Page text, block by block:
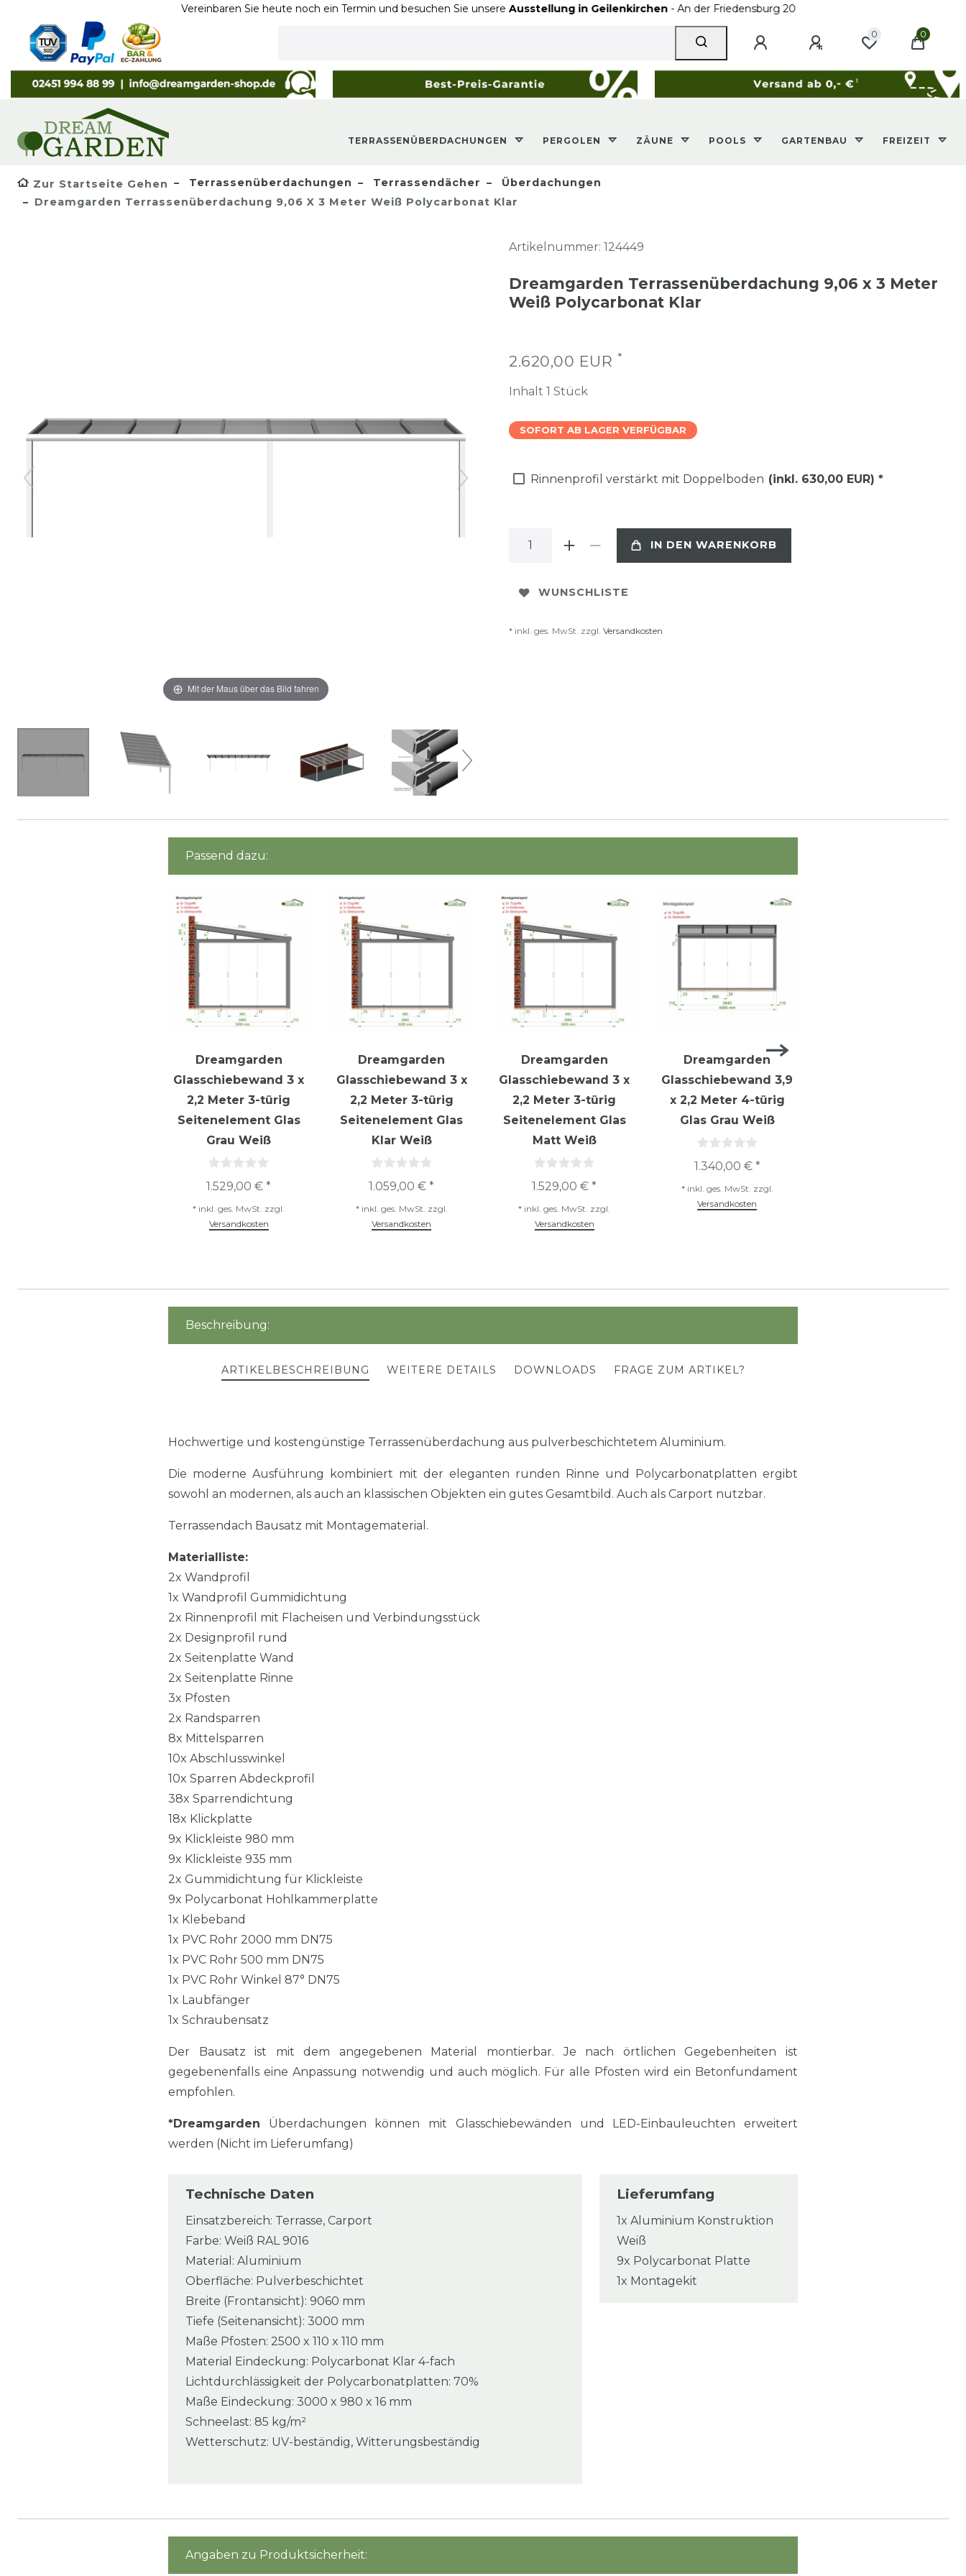
Vereinbaren Sie heute noch ein Termin und besuchen Sie unsere Ausstellung in Geilenkirchen- An der Friedensburg 20
0 0
TERRASSENÜBERDACHUNGEN PERGOLEN ZÄUNE POOLS GARTENBAU FREIZEIT
Zur Startseite Gehen Terrassenüberdachungen Terrassendächer
Überdachungen
Dreamgarden Terrassenüberdachung 9,06 X 3 Meter Weiß Polycarbonat Klar
Mit der Maus über das Bild fahren
Artikelnummer: 124449
Dreamgarden Terrassenüberdachung 9,06 x 3 Meter
Weiß Polycarbonat Klar
2.620,00 EUR *
Inhalt 1 Stück
SOFORT AB LAGER VERFÜGBAR
Rinnenprofil verstärkt mit Doppelboden (inkl. 630,00 EUR) *
IN DEN WARENKORB
WUNSCHLISTE
* inkl. ges. MwSt. zzgl. Versandkosten
Passend dazu:
Dreamgarden
Glasschiebewand 3 x
2,2 Meter 3-türig
Seitenelement Glas
Grau Weiß
1.529,00 € *
* inkl. ges. MwSt. zzgl.
Versandkosten
Dreamgarden
Glasschiebewand 3 x
2,2 Meter 3-türig
Seitenelement Glas
Klar Weiß
1.059,00 € *
* inkl. ges. MwSt. zzgl.
Versandkosten
Dreamgarden
Glasschiebewand 3 x
2,2 Meter 3-türig
Seitenelement Glas
Matt Weiß
1.529,00 € *
* inkl. ges. MwSt. zzgl.
Versandkosten
Dreamgarden
Glasschiebewand 3,9
x 2,2 Meter 4-türig
Glas Grau Weiß
1.340,00 € *
* inkl. ges. MwSt. zzgl.
Versandkosten
Beschreibung:
ARTIKELBESCHREIBUNG WEITERE DETAILS DOWNLOADS FRAGE ZUM ARTIKEL?
Hochwertige und kostengünstige Terrassenüberdachung aus pulverbeschichtetem Aluminium.
Die moderne Ausführung kombiniert mit der eleganten runden Rinne und Polycarbonatplatten ergibt
sowohl an modernen, als auch an klassischen Objekten ein gutes Gesamtbild. Auch als Carport nutzbar.
Terrassendach Bausatz mit Montagematerial.
Materialliste:
2x Wandprofil
1x Wandprofil Gummidichtung
2x Rinnenprofil mit Flacheisen und Verbindungsstück
2x Designprofil rund
2x Seitenplatte Wand
2x Seitenplatte Rinne
3x Pfosten
2x Randsparren
8x Mittelsparren
10x Abschlusswinkel
10x Sparren Abdeckprofil
38x Sparrendichtung
18x Klickplatte
9x Klickleiste 980 mm
9x Klickleiste 935 mm
2x Gummidichtung für Klickleiste
9x Polycarbonat Hohlkammerplatte
1x Klebeband
1x PVC Rohr 2000 mm DN75
1x PVC Rohr 500 mm DN75
1x PVC Rohr Winkel 87° DN75
1x Laubfänger
1x Schraubensatz
Der Bausatz ist mit dem angegebenen Material montierbar. Je nach örtlichen Gegebenheiten ist
gegebenenfalls eine Anpassung notwendig und auch möglich. Für alle Pfosten wird ein Betonfundament
empfohlen.
*Dreamgarden Überdachungen können mit Glasschiebewänden und LED-Einbauleuchten erweitert
werden (Nicht im Lieferumfang)
Technische Daten
Einsatzbereich: Terrasse, Carport
Farbe: Weiß RAL 9016
Material: Aluminium
Oberfläche: Pulverbeschichtet
Breite (Frontansicht): 9060 mm
Tiefe (Seitenansicht): 3000 mm
Maße Pfosten: 2500 x 110 x 110 mm
Material Eindeckung: Polycarbonat Klar 4-fach
Lichtdurchlässigkeit der Polycarbonatplatten: 70%
Maße Eindeckung: 3000 x 980 x 16 mm
Schneelast: 85 kg/m²
Wetterschutz: UV-beständig, Witterungsbeständig
Lieferumfang
1x Aluminium Konstruktion
Weiß
9x Polycarbonat Platte
1x Montagekit
Angaben zu Produktsicherheit: